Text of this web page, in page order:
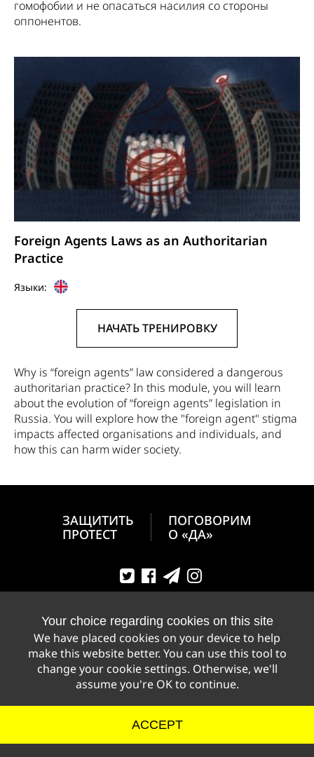
гомофобии и не опасаться насилия со стороны
оппонентов.
Foreign Agents Laws as an Authoritarian
Practice
Языки:
НАЧАТЬ ТРЕНИРОВКУ
Why is “foreign agents” law considered a dangerous
authoritarian practice? In this module, you will learn
about the evolution of “foreign agents” legislation in
Russia. You will explore how the "foreign agent" stigma
impacts affected organisations and individuals, and
how this can harm wider society.
ЗАЩИТИТЬ
ПРОТЕСТ
ПОГОВОРИМ
О «ДА»
PRIVACY POLICY
COOKIE STATEMENT
СДЕЛАНО НА&NBSP;ВЕРСТАКЕ
Your choice regarding cookies on this site
We have placed cookies on your device to help
make this website better. You can use this tool to
change your cookie settings. Otherwise, we'll
assume you're OK to continue.